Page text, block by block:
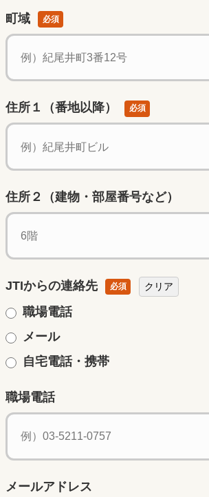
町域 必須
住所１（番地以降） 必須
住所２（建物・部屋番号など）
JTIからの連絡先 必須 クリア
職場電話
メール
自宅電話・携帯
職場電話
メールアドレス